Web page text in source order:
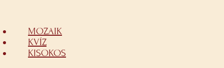
MOZAIK
KVÍZ
KISOKOS